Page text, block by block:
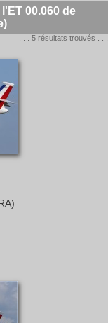
00.060 de
. . . 5 résultats trouvés . . .